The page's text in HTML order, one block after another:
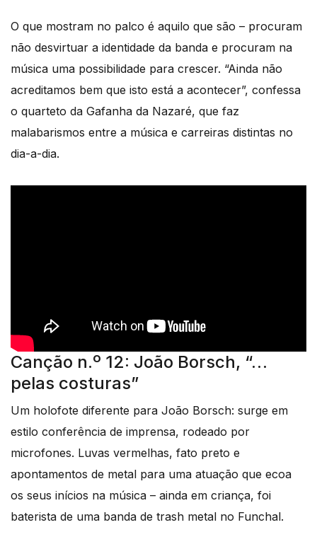
O que mostram no palco é aquilo que são – procuram
não desvirtuar a identidade da banda e procuram na
música uma possibilidade para crescer. “Ainda não
acreditamos bem que isto está a acontecer”, confessa
o quarteto da Gafanha da Nazaré, que faz
malabarismos entre a música e carreiras distintas no
dia-a-dia.
Canção n.º 12: João Borsch, “…
pelas costuras”
Um holofote diferente para João Borsch: surge em
estilo conferência de imprensa, rodeado por
microfones. Luvas vermelhas, fato preto e
apontamentos de metal para uma atuação que ecoa
os seus inícios na música – ainda em criança, foi
baterista de uma banda de trash metal no Funchal.